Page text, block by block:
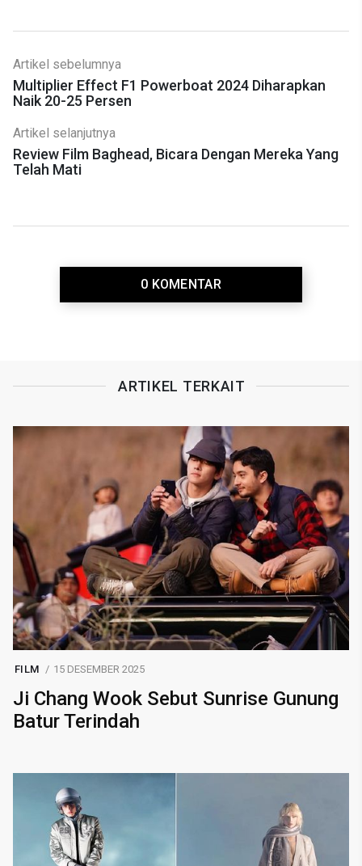
Artikel sebelumnya
Multiplier Effect F1 Powerboat 2024 Diharapkan
Naik 20-25 Persen
Artikel selanjutnya
Review Film Baghead, Bicara Dengan Mereka Yang
Telah Mati
0 KOMENTAR
ARTIKEL TERKAIT
FILM 15 DESEMBER 2025
Ji Chang Wook Sebut Sunrise Gunung
Batur Terindah